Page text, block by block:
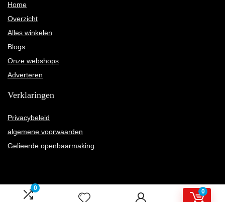
0
0
Home
Overzicht
Alles winkelen
Blogs
Onze webshops
Adverteren
Verklaringen
Privacybeleid
algemene voorwaarden
Gelieerde openbaarmaking
2022 © Karnelly.nl Alle rechten voorbehouden